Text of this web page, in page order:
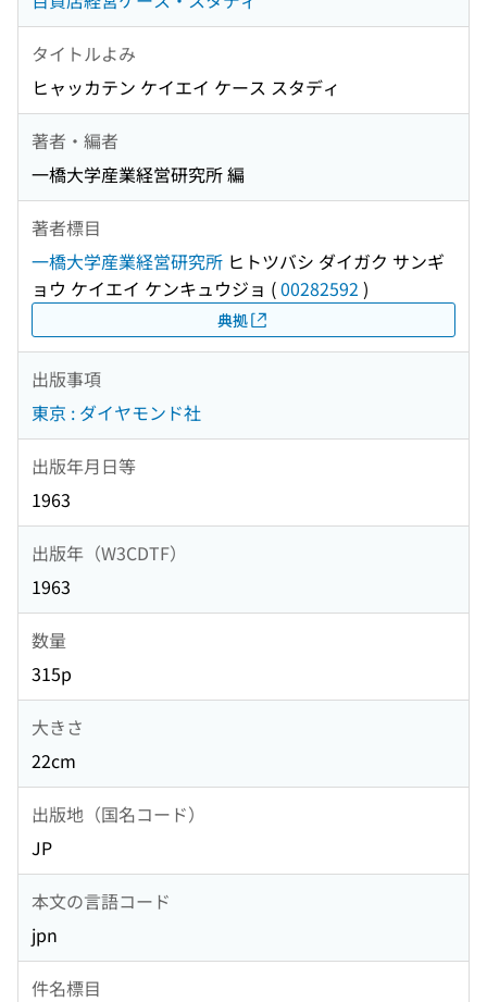
タイトルよみ
ヒャッカテン ケイエイ ケース スタディ
著者・編者
一橋大学産業経営研究所 編
著者標目
一橋大学産業経営研究所 ヒトツバシ ダイガク サンギ
ョウ ケイエイ ケンキュウジョ (00282592 )
典拠
出版事項
東京 : ダイヤモンド社
出版年月日等
1963
出版年（W3CDTF）
1963
数量
315p
大きさ
22cm
出版地（国名コード）
JP
本文の言語コード
jpn
件名標目